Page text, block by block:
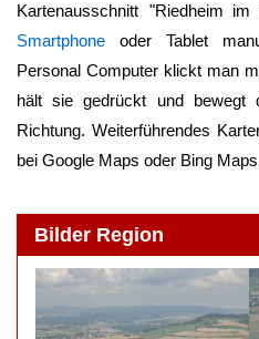
Kartenausschnitt "Riedheim im
Smartphone oder Tablet
Personal Computer klickt man
hält sie gedrückt und bewegt
Richtung. Weiterführendes
bei Google Maps oder Bing
Bilder Region